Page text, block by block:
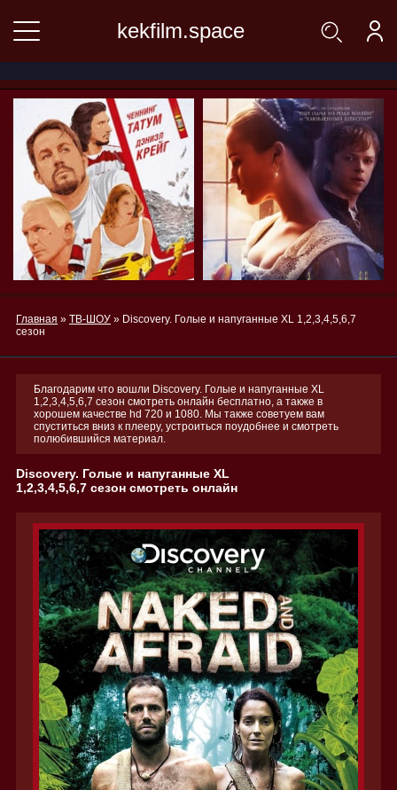
kekfilm.space
Главная » ТВ-ШОУ » Discovery. Голые и напуганные XL 1,2,3,4,5,6,7
сезон
Благодарим что вошли Discovery. Голые и напуганные XL
1,2,3,4,5,6,7 сезон смотреть онлайн бесплатно, а также в
хорошем качестве hd 720 и 1080. Мы также советуем вам
спуститься вниз к плееру, устроиться поудобнее и смотреть
полюбившийся материал.
Discovery. Голые и напуганные XL
1,2,3,4,5,6,7 сезон смотреть онлайн